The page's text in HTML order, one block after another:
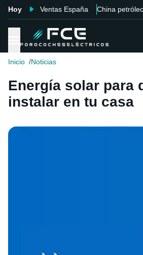
Hoy Ventas España China
Inicio Noticias
Energía solar para
instalar en tu casa